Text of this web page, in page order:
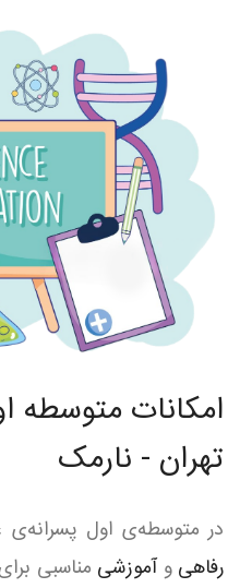
تهران - نارمک
در متوسطه‌ی اول
رفاهی وآموزشی مناسبی